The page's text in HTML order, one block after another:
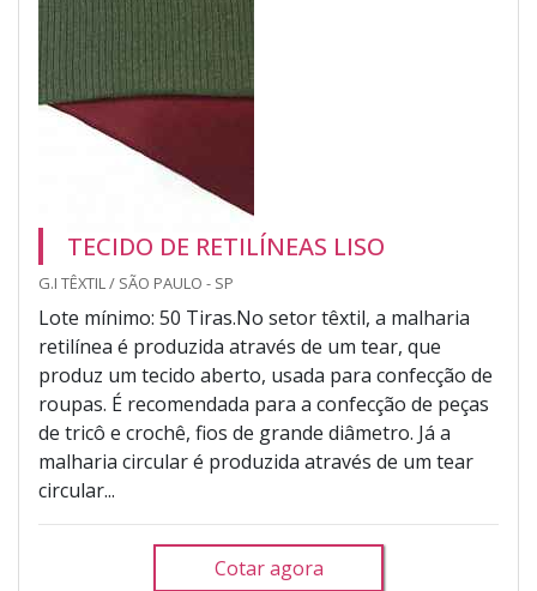
TECIDO DE RETILÍNEAS LISO
G.I TÊXTIL / SÃO PAULO - SP
Lote mínimo: 50 Tiras.No setor têxtil, a malharia
retilínea é produzida através de um tear, que
produz um tecido aberto, usada para confecção de
roupas. É recomendada para a confecção de peças
de tricô e crochê, fios de grande diâmetro. Já a
malharia circular é produzida através de um tear
circular...
Cotar agora